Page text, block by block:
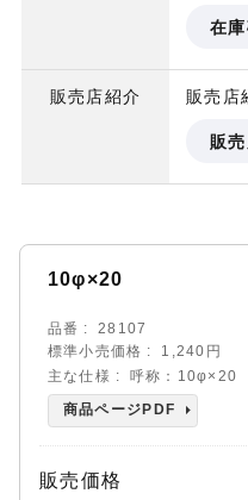
在
販売店紹介 販売店
販
10φ×20
品番
28107
標準小売価格
1,240円
主な仕様
呼称：10φ×20
商品ページPDF
販売価格